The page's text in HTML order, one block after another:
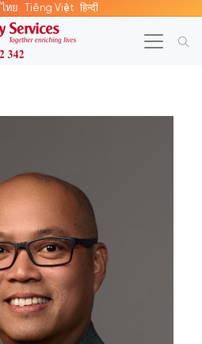
ไทย Tiếng Việt हिन्दी